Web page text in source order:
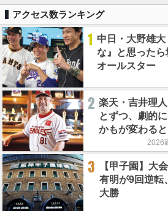
アクセス数ランキング
1 中日・大野雄
な』と思った
オールスター
2 楽天・吉井理
とずつ、劇的
かもが変わる
って良くない
2026
3
【甲子園】大
有明が9回逆転
大勝